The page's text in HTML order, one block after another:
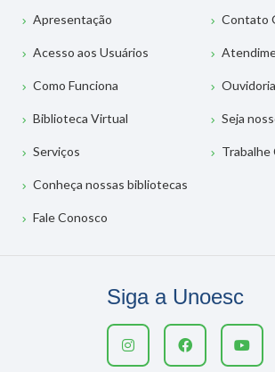
Apresentação
Acesso aos Usuários
Como Funciona
Biblioteca Virtual
Serviços
Conheça nossas bibliotecas
Fale Conosco
Contato
Ouvidoria
Seja
Trabalhe
Siga a Unoesc